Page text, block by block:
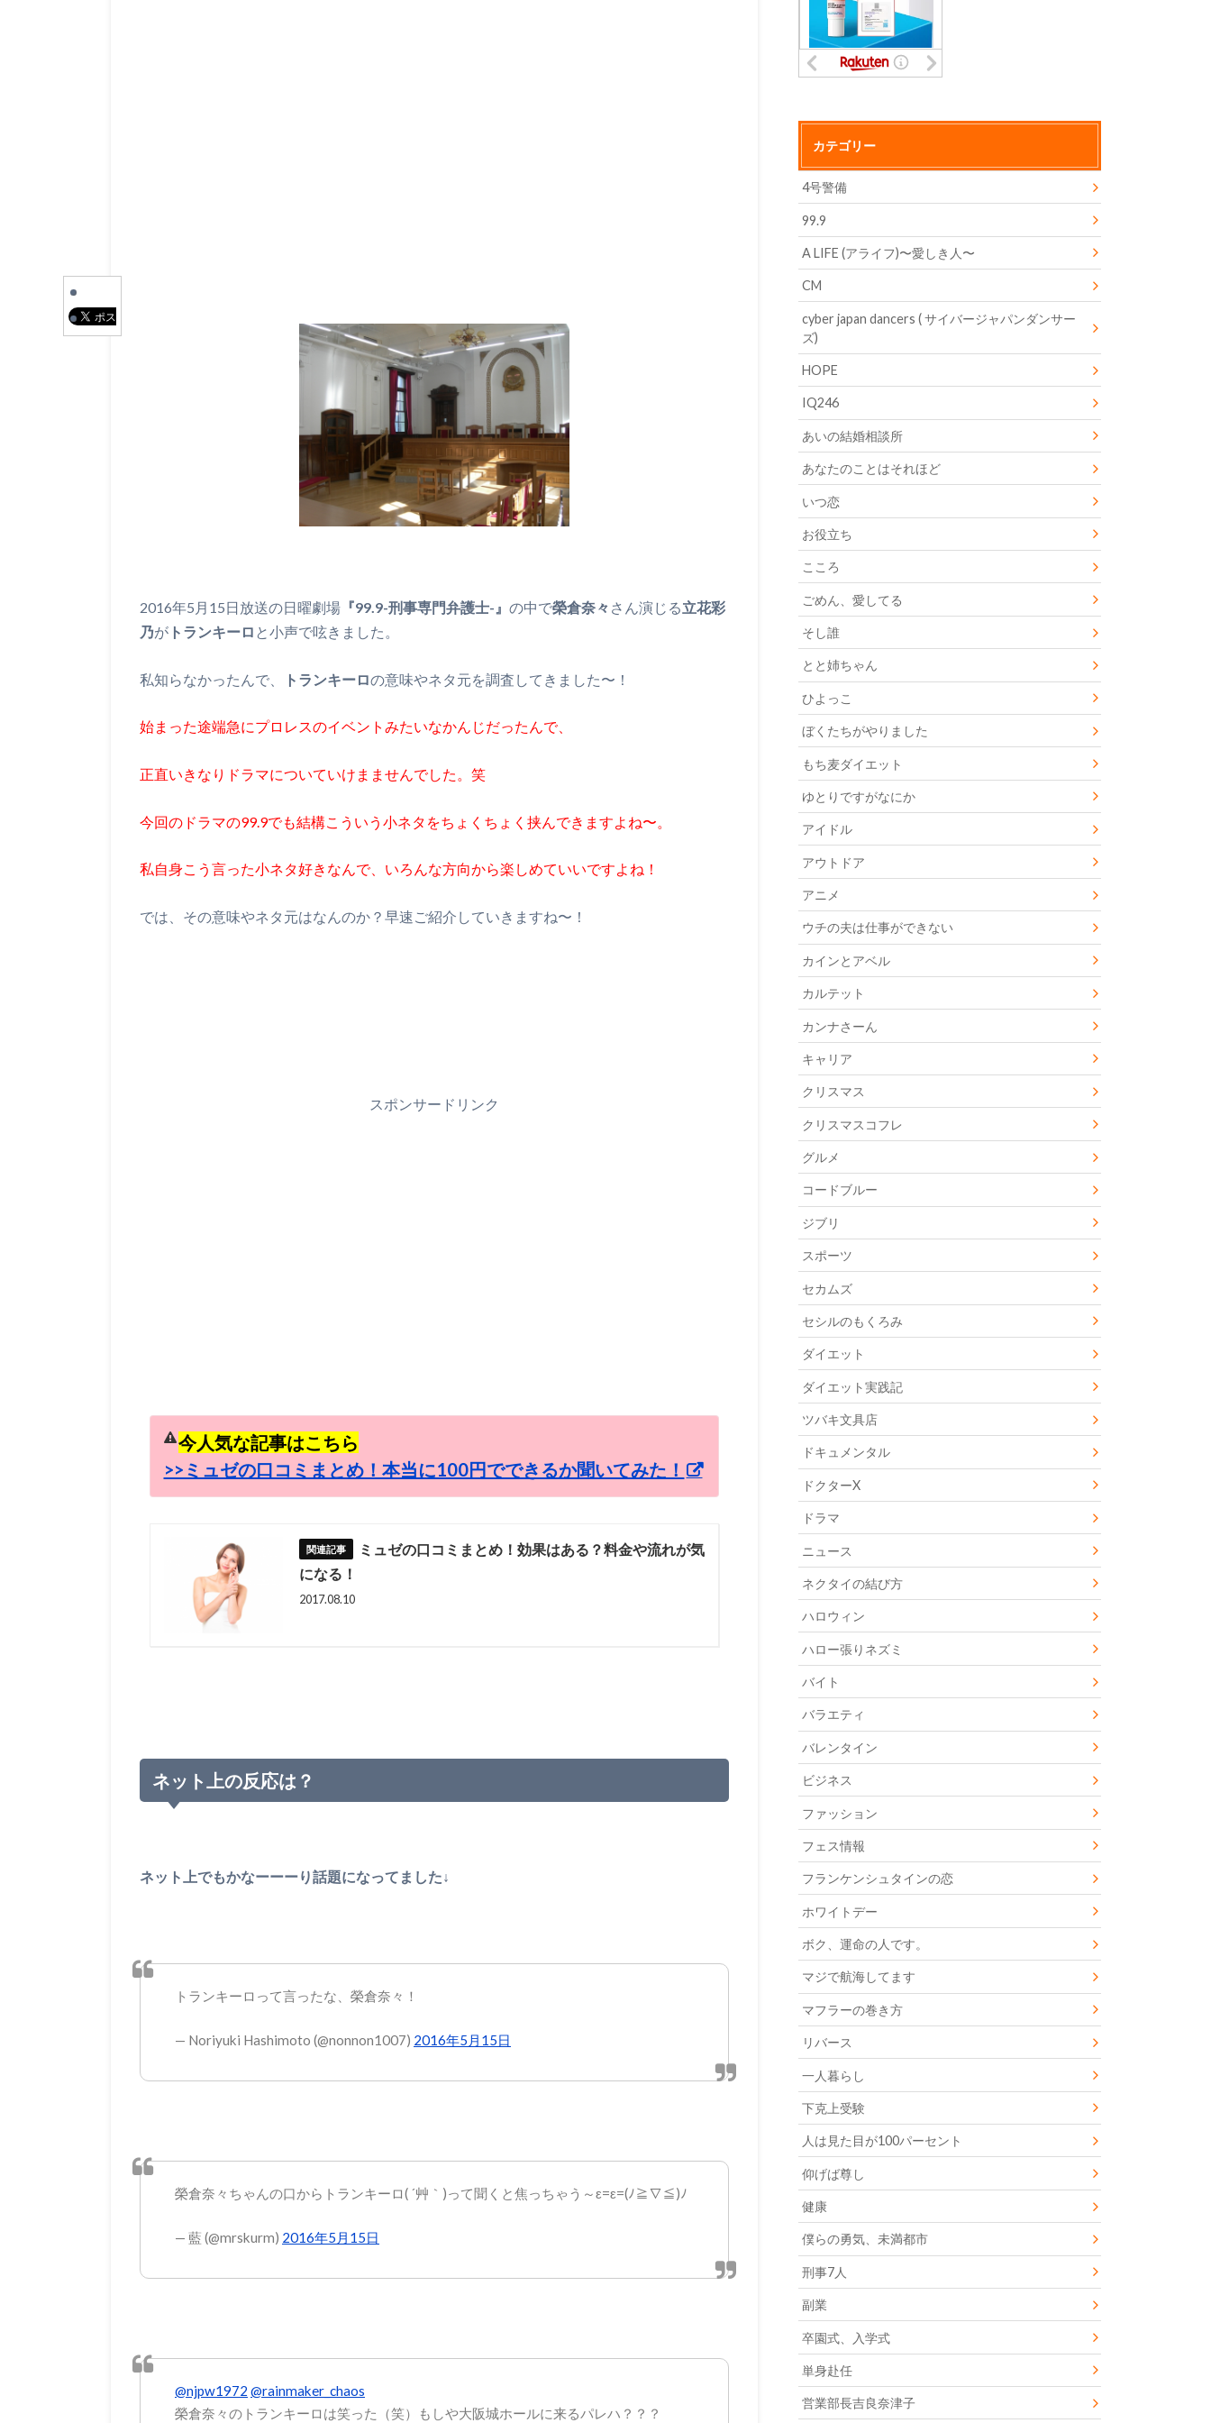
2016年5月15日放送の日曜劇場 『99.9-刑事専門弁護士-』 の中で榮倉奈々 さん演じる立花彩
乃が トランキーロ と小声で呟きました。
私知らなかったんで、 トランキーロの意味やネタ元を調査してきました〜！
始まった途端急にプロレスのイベントみたいなかんじだったんで、
正直いきなりドラマについていけまませんでした。笑
今回のドラマの99.9でも結構こういう小ネタをちょくちょく挟んできますよね〜。
私自身こう言った小ネタ好きなんで、いろんな方向から楽しめていいですよね！
では、その意味やネタ元はなんのか？早速ご紹介していきますね〜！
スポンサードリンク
今人気な記事はこちら
>>ミュゼの口コミまとめ！本当に100円でできるか聞いてみた！
ミュゼの口コミまとめ！効果はある？料金や流れが気
になる！
2017.08.10
ネット上の反応は？
ネット上でもかなーーーり話題になってました↓
トランキーロって言ったな、榮倉奈々！
— Noriyuki Hashimoto (@nonnon1007) 2016年5月15日
榮倉奈々ちゃんの口からトランキーロ( ´艸｀)って聞くと焦っちゃう～ε=ε=(ﾉ≧∇≦)ﾉ
— 藍 (@mrskurm) 2016年5月15日
@njpw1972 @rainmaker_chaos
榮倉奈々のトランキーロは笑った（笑）もしや大阪城ホールに来るパレハ？？？
カテゴリー
4号警備
99.9
A LIFE (アライフ)〜愛しき人〜
CM
cyber japan dancers ( サイバージャパンダンサー
ズ)
HOPE
IQ246
あいの結婚相談所
あなたのことはそれほど
いつ恋
お役立ち
こころ
ごめん、愛してる
そし誰
とと姉ちゃん
ひよっこ
ぼくたちがやりました
もち麦ダイエット
ゆとりですがなにか
アイドル
アウトドア
アニメ
ウチの夫は仕事ができない
カインとアベル
カルテット
カンナさーん
キャリア
クリスマス
クリスマスコフレ
グルメ
コードブルー
ジブリ
スポーツ
セカムズ
セシルのもくろみ
ダイエット
ダイエット実践記
ツバキ文具店
ドキュメンタル
ドクターX
ドラマ
ニュース
ネクタイの結び方
ハロウィン
ハロー張りネズミ
バイト
バラエティ
バレンタイン
ビジネス
ファッション
フェス情報
フランケンシュタインの恋
ホワイトデー
ボク、運命の人です。
マジで航海してます
マフラーの巻き方
リバース
一人暮らし
下克上受験
人は見た目が100パーセント
仰げば尊し
健康
僕らの勇気、未満都市
刑事7人
副業
卒園式、入学式
単身赴任
営業部長吉良奈津子